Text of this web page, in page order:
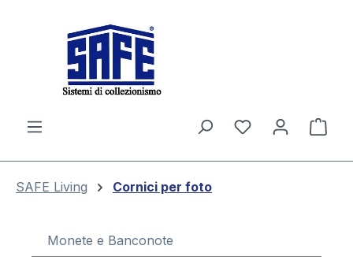
Il
SAFE Living Cornici per foto
Monete e Banconote